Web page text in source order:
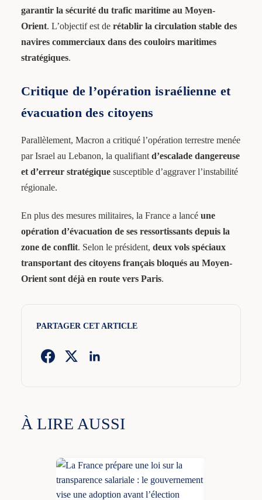
garantir la sécurité du trafic maritime au Moyen-
Orient. L’objectif est de rétablir la circulation stable des
navires commerciaux dans des couloirs maritimes
stratégiques.
Critique de l’opération israélienne et
évacuation des citoyens
Parallèlement, Macron a critiqué l’opération terrestre menée
par Israel au Lebanon, la qualifiant d’escalade dangereuse
et d’erreur stratégiquesusceptible d’aggraver l’instabilité
régionale.
En plus des mesures militaires, la France a lancé une
opération d’évacuation de ses ressortissants depuis la
zone de conflit. Selon le président, deux vols spéciaux
transportant des citoyens français bloqués au Moyen-
Orient sont déjà en route vers Paris.
PARTAGER CET ARTICLE
À LIRE AUSSI